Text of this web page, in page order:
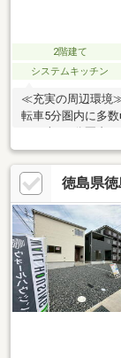
2階建て
システムキッチン
≪充実の周辺環境
転車5分圏内に多
徳島県